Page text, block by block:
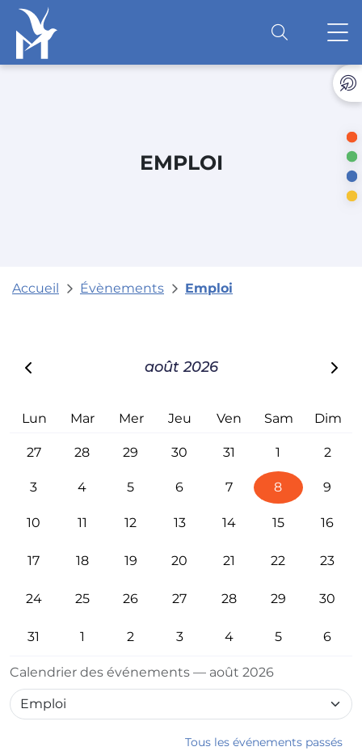
EMPLOI
Accueil Évènements Emploi
Tous les événements passés
août 2026
Calendrier des événements — août 2026
Lun Mar Mer Jeu Ven Sam Dim
27 28 29 30 31 1 2
3 4 5 6 7 8 9
10 11 12 13 14 15 16
17 18 19 20 21 22 23
24 25 26 27 28 29 30
31 1 2 3 4 5 6